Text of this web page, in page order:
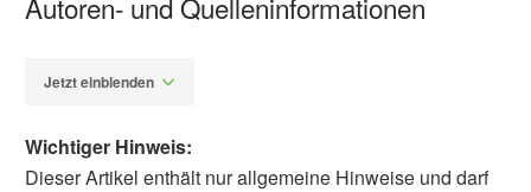
Jetzt einblenden
Wichtiger Hinweis:
Dieser Artikel enthält nur allgemeine Hinweise und darf